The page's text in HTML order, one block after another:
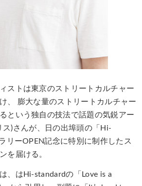
ストは東京のストリートカルチャー
、 膨大な量のストリートカルチャー
という独自の技法で話題の気鋭アー
ス)さんが、日の出埠頭の「Hi-
リーOPEN記念に特別に制作したス
を届ける。
、はHi-standardの「Love is a